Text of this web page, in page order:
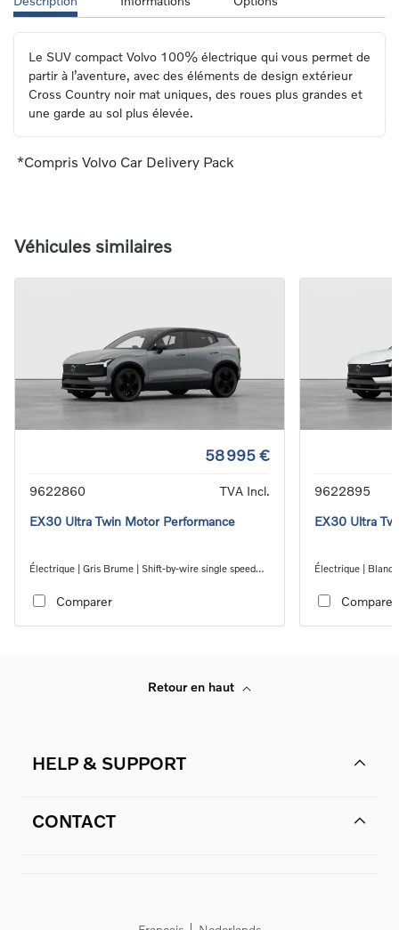
Le SUV compact Volvo 100% électrique qui vous permet de
partir à l’aventure, avec des éléments de design extérieur
Cross Country noir mat uniques, des roues plus grandes et
une garde au sol plus élevée.
*Compris Volvo Car Delivery Pack
Véhicules similaires
58 995 €
9622860
TVA Incl.
EX30 Ultra Twin Motor Performance
Électrique | Gris Brume | Shift-by-wire single speed
Comparer
9622895
EX30 Ultra
Électrique | Blanc
Comparer
Retour en haut
HELP & SUPPORT
CONTACT